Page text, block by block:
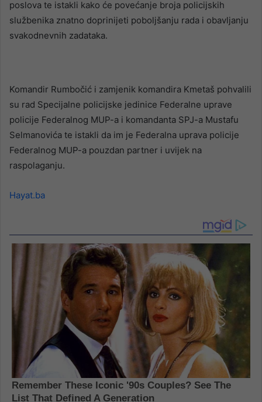
poslova te istakli kako će povećanje broja policijskih
službenika znatno doprinijeti poboljšanju rada i obavljanju
svakodnevnih zadataka.
Komandir Rumbočić i zamjenik komandira Kmetaš pohvalili
su rad Specijalne policijske jedinice Federalne uprave
policije Federalnog MUP-a i komandanta SPJ-a Mustafu
Selmanovića te istakli da im je Federalna uprava policije
Federalnog MUP-a pouzdan partner i uvijek na
raspolaganju.
Hayat.ba